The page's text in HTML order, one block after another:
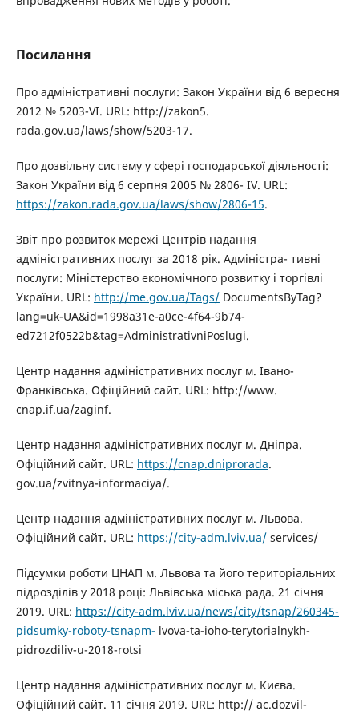
Посилання
Про адміністративні послуги: Закон України від 6 вересня
2012 № 5203-VI. URL: http://zakon5.
rada.gov.ua/laws/show/5203-17.
Про дозвільну систему у сфері господарської діяльності:
Закон України від 6 серпня 2005 № 2806- IV. URL:
https://zakon.rada.gov.ua/laws/show/2806-15.
Звіт про розвиток мережі Центрів надання
адміністративних послуг за 2018 рік. Адміністра- тивні
послуги: Міністерство економічного розвитку і торгівлі
України. URL: http://me.gov.ua/Tags/DocumentsByTag?
lang=uk-UA&id=1998a31e-a0ce-4f64-9b74-
ed7212f0522b&tag=AdministrativniPoslugi.
Центр надання адміністративних послуг м. Івано-
Франківська. Офіційний сайт. URL: http://www.
cnap.if.ua/zaginf.
Центр надання адміністративних послуг м. Дніпра.
Офіційний сайт. URL: https://cnap.dniprorada.
gov.ua/zvitnya-informaciya/.
Центр надання адміністративних послуг м. Львова.
Офіційний сайт. URL: https://city-adm.lviv.ua/services/
Підсумки роботи ЦНАП м. Львова та його територіальних
підрозділів у 2018 році: Львівська міська рада. 21 січня
2019. URL: https://city-adm.lviv.ua/news/city/tsnap/260345-
pidsumky-roboty-tsnapm- lvova-ta-ioho-terytorialnykh-
pidrozdiliv-u-2018-rotsi
Центр надання адміністративних послуг м. Києва.
Офіційний сайт. 11 січня 2019. URL: http:// ac.dozvil-